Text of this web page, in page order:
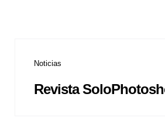
Noticias
Revista